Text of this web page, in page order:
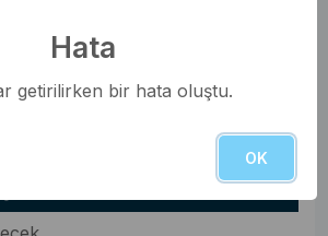
Hata
getirilirken bir hata oluştu.
OK